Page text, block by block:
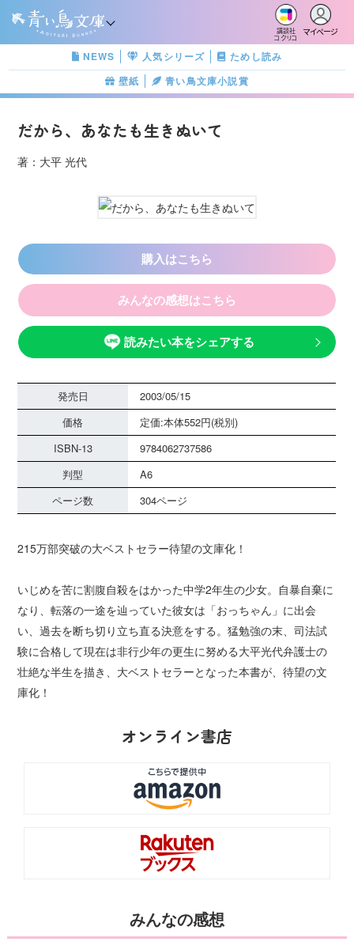
講談社
コクリコ
マイページ
NEWS 人気シリーズ
ためし読み
壁紙
青い鳥文庫小説賞
だから、あなたも生きぬいて
著：大平 光代
購入はこちら
みんなの感想はこちら
読みたい本をシェアする
発売日
2003/05/15
価格
定価:本体552円(税別)
ISBN-13
9784062737586
判型
A6
ページ数
304ページ
215万部突破の大ベストセラー待望の文庫化！
いじめを苦に割腹自殺をはかった中学2年生の少女。自暴自棄に
なり、転落の一途を辿っていた彼女は「おっちゃん」に出会
い、過去を断ち切り立ち直る決意をする。猛勉強の末、司法試
験に合格して現在は非行少年の更生に努める大平光代弁護士の
壮絶な半生を描き、大ベストセラーとなった本書が、待望の文
庫化！
オンライン書店
みんなの感想